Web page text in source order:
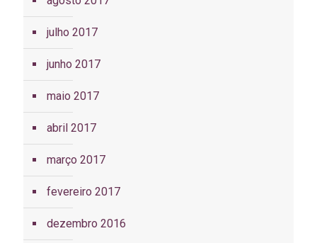
julho 2017
junho 2017
maio 2017
abril 2017
março 2017
fevereiro 2017
dezembro 2016